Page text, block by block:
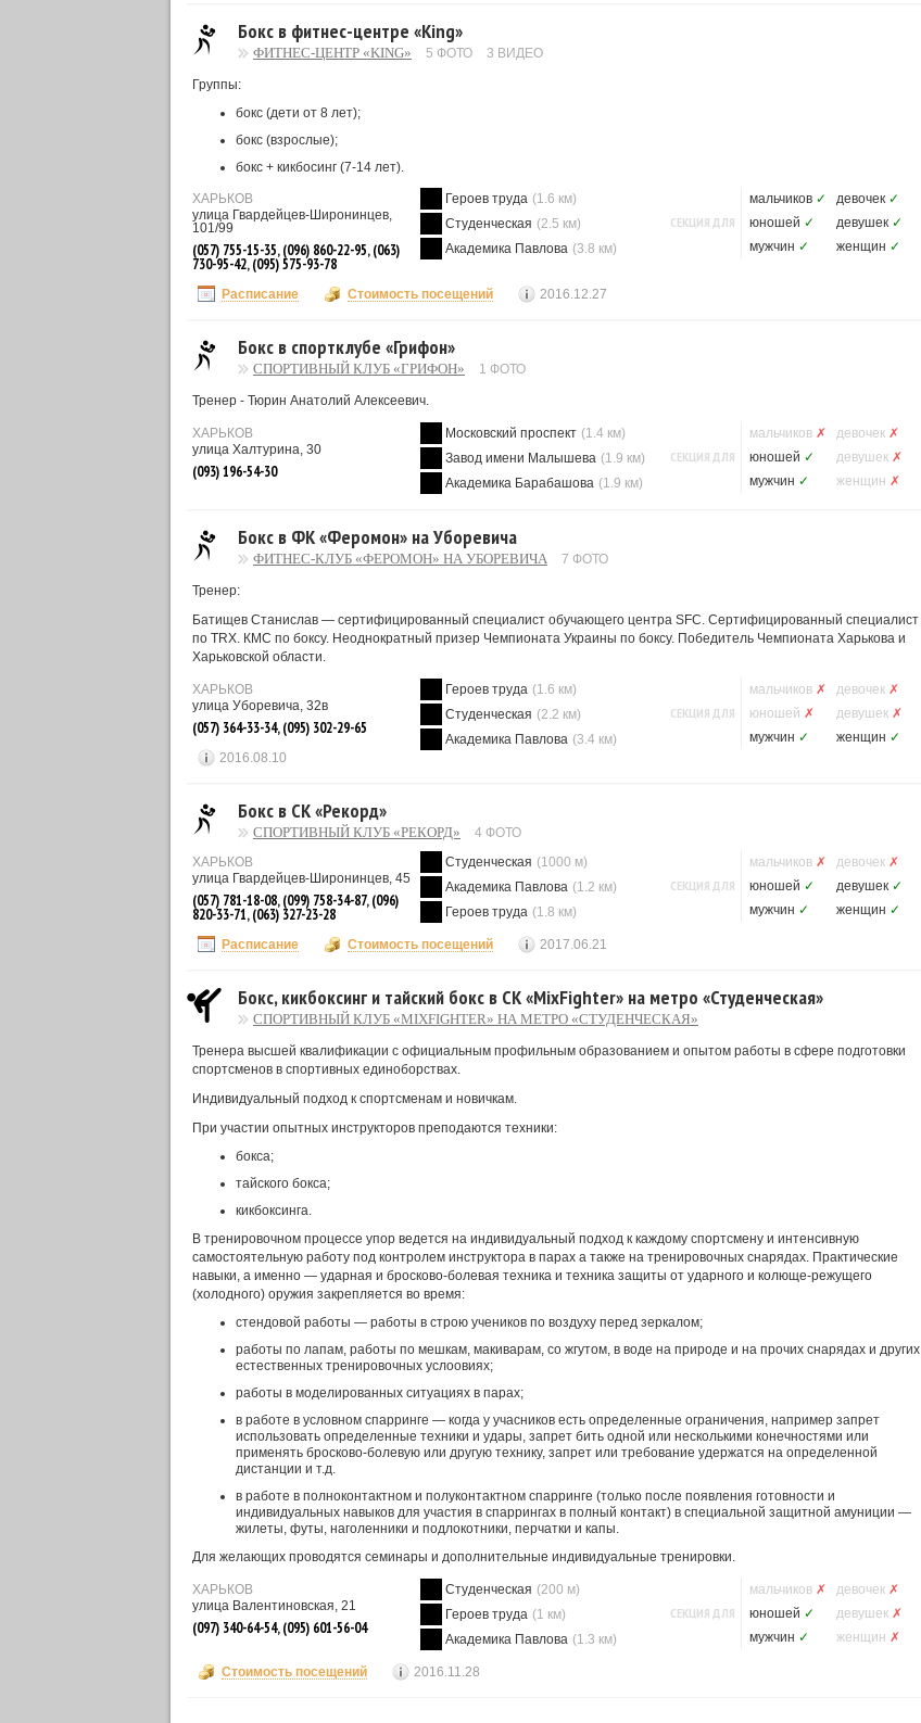
Бокс в фитнес-центре «King»
ФИТНЕС-ЦЕНТР «KING» 5 ФОТО 3 ВИДЕО
Группы:
бокс (дети от 8 лет);
бокс (взрослые);
бокс + кикбосинг (7-14 лет).
ХАРЬКОВ
улица Гвардейцев-Широнинцев,
101/99
(057) 755-15-35, (096) 860-22-95, (063)
730-95-42, (095) 575-93-78
Героев труда (1.6 км)
Студенческая (2.5 км)
Академика Павлова (3.8 км)
СЕКЦИЯ ДЛЯ
мальчиков ✓ девочек ✓
юношей ✓ девушек ✓
мужчин ✓ женщин ✓
Расписание Стоимость посещений 2016.12.27
Бокс в спортклубе «Грифон»
СПОРТИВНЫЙ КЛУБ «ГРИФОН» 1 ФОТО
Тренер - Тюрин Анатолий Алексеевич.
ХАРЬКОВ
улица Халтурина, 30
(093) 196-54-30
Московский проспект (1.4 км)
Завод имени Малышева (1.9 км)
Академика Барабашова (1.9 км)
СЕКЦИЯ ДЛЯ
мальчиков ✗ девочек ✗
юношей ✓ девушек ✗
мужчин ✓ женщин ✗
Бокс в ФК «Феромон» на Уборевича
ФИТНЕС-КЛУБ «ФЕРОМОН» НА УБОРЕВИЧА 7 ФОТО
Тренер:
Батищев Станислав — сертифицированный специалист обучающего центра SFC. Сертифицированный специалист
по TRX. КМС по боксу. Неоднократный призер Чемпионата Украины по боксу. Победитель Чемпионата Харькова и
Харьковской области.
ХАРЬКОВ
улица Уборевича, 32в
(057) 364-33-34, (095) 302-29-65
Героев труда (1.6 км)
Студенческая (2.2 км)
Академика Павлова (3.4 км)
СЕКЦИЯ ДЛЯ
мальчиков ✗ девочек ✗
юношей ✗ девушек ✗
мужчин ✓ женщин ✓
2016.08.10
Бокс в СК «Рекорд»
СПОРТИВНЫЙ КЛУБ «РЕКОРД»
4 ФОТО
ХАРЬКОВ
улица Гвардейцев-Широнинцев, 45
(057) 781-18-08, (099) 758-34-87, (096)
820-33-71, (063) 327-23-28
Студенческая (1000 м)
Академика Павлова (1.2 км)
Героев труда (1.8 км)
СЕКЦИЯ ДЛЯ
мальчиков ✗ девочек ✗
юношей ✓ девушек ✓
мужчин ✓ женщин ✓
Расписание Стоимость посещений 2017.06.21
Бокс, кикбоксинг и тайский бокс в СК «MixFighter» на метро «Студенческая»
СПОРТИВНЫЙ КЛУБ «MIXFIGHTER» НА МЕТРО «СТУДЕНЧЕСКАЯ»
Тренера высшей квалификации с официальным профильным образованием и опытом работы в сфере подготовки
спортсменов в спортивных единоборствах.
Индивидуальный подход к спортсменам и новичкам.
При участии опытных инструкторов преподаются техники:
бокса;
тайского бокса;
кикбоксинга.
В тренировочном процессе упор ведется на индивидуальный подход к каждому спортсмену и интенсивную
самостоятельную работу под контролем инструктора в парах а также на тренировочных снарядах. Практические
навыки, а именно — ударная и бросково-болевая техника и техника защиты от ударного и колюще-режущего
(холодного) оружия закрепляется во время:
стендовой работы — работы в строю учеников по воздуху перед зеркалом;
работы по лапам, работы по мешкам, макиварам, со жгутом, в воде на природе и на прочих снарядах и других
естественных тренировочных услоовиях;
работы в моделированных ситуациях в парах;
в работе в условном спарринге — когда у учасников есть определенные ограничения, например запрет
использовать определенные техники и удары, запрет бить одной или несколькими конечностями или
применять бросково-болевую или другую технику, запрет или требование удержатся на определенной
дистанции и т.д.
в работе в полноконтактном и полуконтактном спарринге (только после появления готовности и
индивидуальных навыков для участия в спаррингах в полный контакт) в специальной защитной амуниции —
жилеты, футы, наголенники и подлокотники, перчатки и капы.
Для желающих проводятся семинары и дополнительные индивидуальные тренировки.
ХАРЬКОВ
улица Валентиновская, 21
(097) 340-64-54, (095) 601-56-04
Студенческая (200 м)
Героев труда (1 км)
Академика Павлова (1.3 км)
СЕКЦИЯ ДЛЯ
мальчиков ✗ девочек ✗
юношей ✓ девушек ✗
мужчин ✓ женщин ✗
Стоимость посещений 2016.11.28